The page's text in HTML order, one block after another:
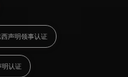
西声明领事认证
认证